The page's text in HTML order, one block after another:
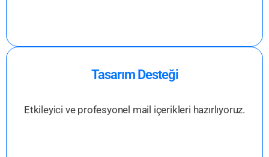
Tasarım Desteği
Etkileyici ve profesyonel mail içerikleri hazırlıyoruz.